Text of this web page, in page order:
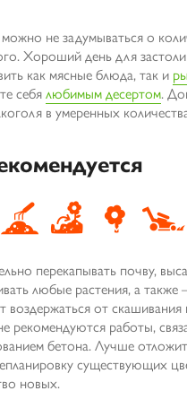
не задумываться о
Хороший день для
как мясные блюда, так и
себялюбимым десертом.
в умеренных
перекапывать почву,
любые растения, а также
воздержаться от скашивания
рекомендуются работы,
бетона. Лучше
существующих
новых.